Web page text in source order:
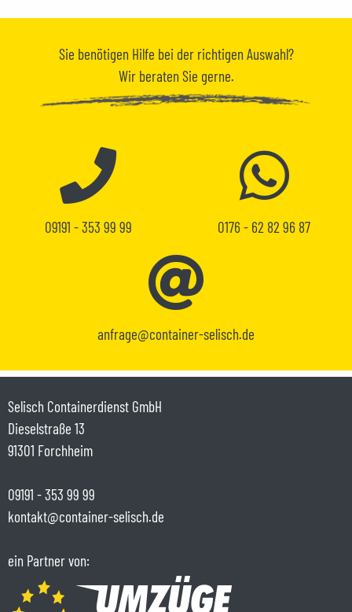
Sie benötigen Hilfe bei der richtigen Auswahl?
Wir beraten Sie gerne.
09191 - 353 99 99 0176 - 62 82 96 87
anfrage@container-selisch.de
Selisch Containerdienst GmbH
Dieselstraße 13
91301 Forchheim
09191 - 353 99 99
kontakt@container-selisch.de
ein Partner von: